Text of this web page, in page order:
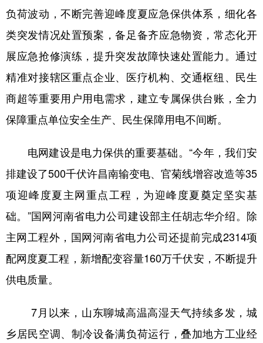
负荷波动，不断完善迎峰度夏应急保供体系，细化各
类突发情况处置预案，备足备齐应急物资，常态化开
展应急抢修演练，提升突发故障快速处置能力。通过
精准对接辖区重点企业、医疗机构、交通枢纽、民生
商超等重要用户用电需求，建立专属保供台账，全力
保障重点单位安全生产、民生保障用电不间断。
电网建设是电力保供的重要基础。“今年，我们安
排建设了500千伏许昌南输变电、官菊线增容改造等35
项迎峰度夏主网重点工程，为迎峰度夏奠定坚实基
础。”国网河南省电力公司建设部主任胡志华介绍。除
主网工程外，国网河南省电力公司还提前完成2314项
配网度夏工程，新增配变容量160万千伏安，不断提升
供电质量。
7月以来，山东聊城高温高湿天气持续多发，城
乡居民空调、制冷设备满负荷运行，叠加地方工业经